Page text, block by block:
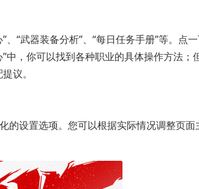
“武器装备分析”、“每日任务手册”等。点
，你可以找到各种职业的具体操作方法；
议。
的设置选项。您可以根据实际情况调整页面